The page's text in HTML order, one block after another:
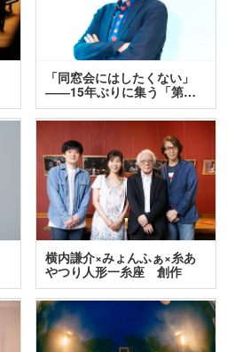
「同窓会にはしたくない」
――15年ぶりに集う「第…
横内謙介×みょんふぁ×糸あ
やつり人形一糸座 創作
人…